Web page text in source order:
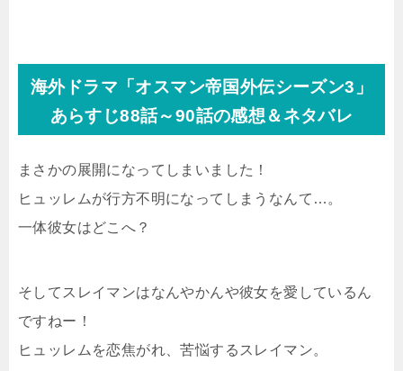
海外ドラマ「オスマン帝国外伝シーズン3」
あらすじ88話～90話の感想＆ネタバレ
まさかの展開になってしまいました！
ヒュッレムが行方不明になってしまうなんて…。
一体彼女はどこへ？
そしてスレイマンはなんやかんや彼女を愛しているん
ですねー！
ヒュッレムを恋焦がれ、苦悩するスレイマン。